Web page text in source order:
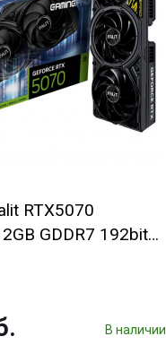
RTX5070
GDDR7 192bit
RTL
В наличии